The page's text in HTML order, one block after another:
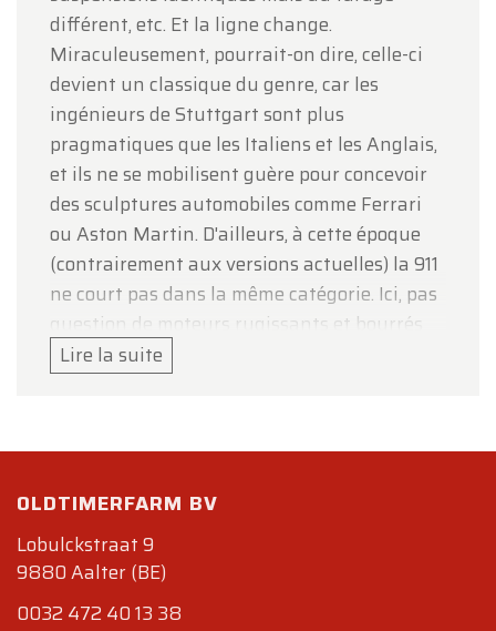
différent, etc. Et la ligne change.
Miraculeusement, pourrait-on dire, celle-ci
devient un classique du genre, car les
ingénieurs de Stuttgart sont plus
pragmatiques que les Italiens et les Anglais,
et ils ne se mobilisent guère pour concevoir
des sculptures automobiles comme Ferrari
ou Aston Martin. D'ailleurs, à cette époque
(contrairement aux versions actuelles) la 911
ne court pas dans la même catégorie. Ici, pas
question de moteurs rugissants et bourrés
de chevaux vitaminés, mais bien d'une
sportive assez abordable côté budget. La
se bousculent au portillon, tout le monde
veut avoir "sa" Porsche, et les Américains en
sont fous (surtout les dames!). A partir d'une
aller à cœur joie : les modèles qui se
Lire la suite
OLDTIMERFARM BV
Lobulckstraat 9
9880 Aalter (BE)
0032 472 40 13 38